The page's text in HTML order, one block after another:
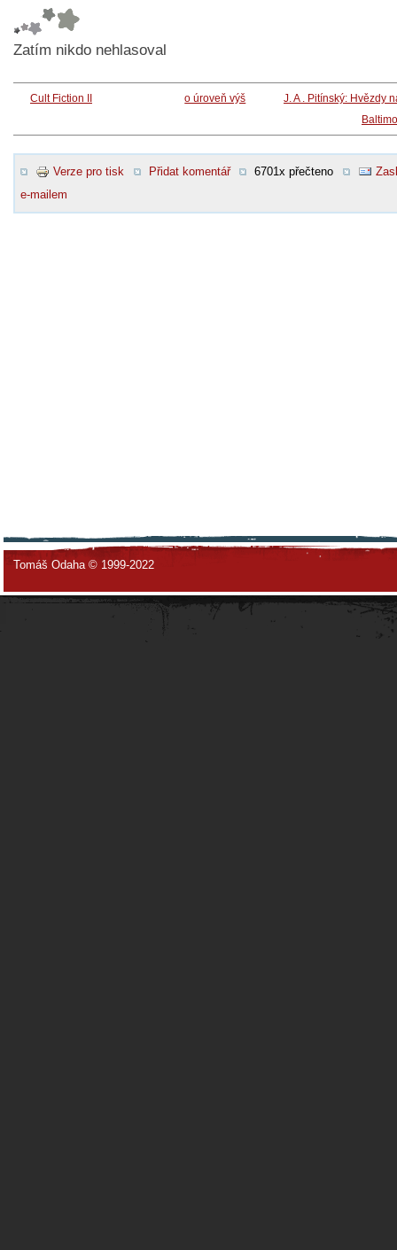
Zatím nikdo nehlasoval
Cult Fiction II o úroveň výš
J. A . Pitínský: Hvězdy
Verze pro tisk Přidat komentář 6701x přečteno
e-mailem
Tomáš Odaha © 1999-2022